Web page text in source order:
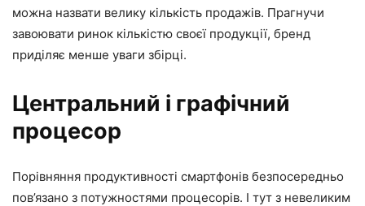
можна назвати велику кількість продажів. Прагнучи
завоювати ринок кількістю своєї продукції, бренд
приділяє менше уваги збірці.
Центральний і графічний
процесор
Порівняння продуктивності смартфонів безпосередньо
пов’язано з потужностями процесорів. І тут з невеликим